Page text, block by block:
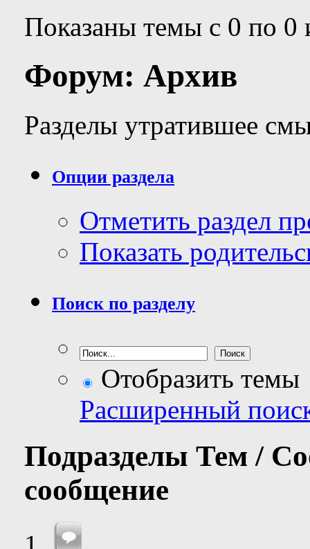
Показаны темы с 0 по 0
Форум: Архив
Разделы утратившее
Опции раздела
Отметить раздел
Показать
Поиск по разделу
Отобразить темы
Расширенный
Подразделы Тем /
сообщение